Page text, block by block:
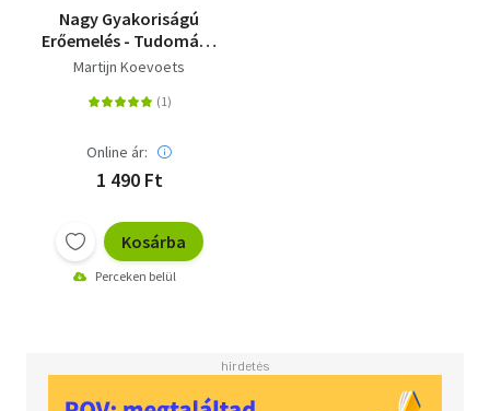
Nagy Gyakoriságú
Erőemelés - Tudomány
a Nagy Gyakoriságú
Martijn Koevoets
Online ár:
1 490 Ft
Kosárba
Perceken belül